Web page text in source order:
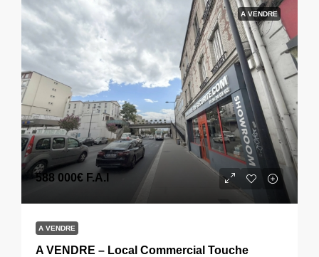
A VENDRE
588 000€ F.A.I
A VENDRE
A VENDRE – Local Commercial Touche